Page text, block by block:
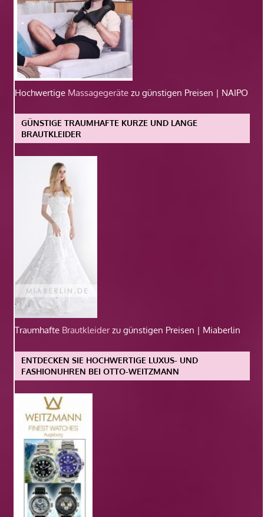
Hochwertige Massagegeräte zu günstigen Preisen | NAIPO
GÜNSTIGE TRAUMHAFTE KURZE UND LANGE
BRAUTKLEIDER
Traumhafte Brautkleiderzu günstigen Preisen | Miaberlin
ENTDECKEN SIE HOCHWERTIGE LUXUS- UND
FASHIONUHREN BEI OTTO-WEITZMANN